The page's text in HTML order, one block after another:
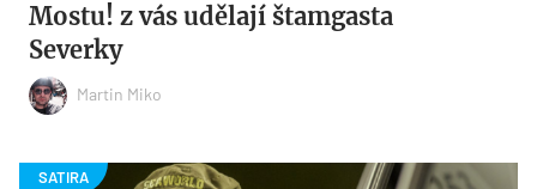
Mostu! z vás udělají štamgasta
Severky
Martin Miko